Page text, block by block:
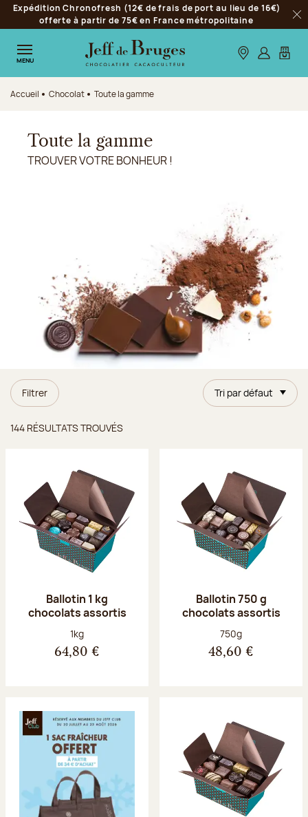
Aller à la navigation
Aller au contenu principal
Aller au pied de page
Expédition Chronofresh (12€ de frais de port au lieu de 16€)
offerte à partir de 75€ en France métropolitaine
MENU Nos boutiques
S’identifier
Mon
Accueil Chocolat Toute la gamme
Toute la gamme
TROUVER VOTRE BONHEUR !
Filtrer Tri par défaut
144 RÉSULTATS TROUVÉS
Ballotin 1 kg
chocolats assortis
Poids net :
1kg
64,80 €
Ballotin 750 g
chocolats assortis
Poids net :
750g
48,60 €